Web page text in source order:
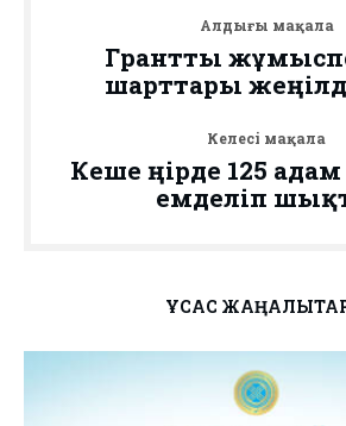
Алдыңғы мақала
Грантты
шарттары
Келесі мақала
Кеше өңірде 125
емделіп
ҰҚСАС